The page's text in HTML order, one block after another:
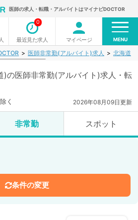
医師の求人・転職・アルバイトはマイナビDOCTOR
最近見た求人
0
マイページ MENU
医師非常勤(アルバイト)求人 北海道
)の医師非常勤(アルバイト)求人・転
く 2026年08月09日更新
非常勤 スポット
条件の変更